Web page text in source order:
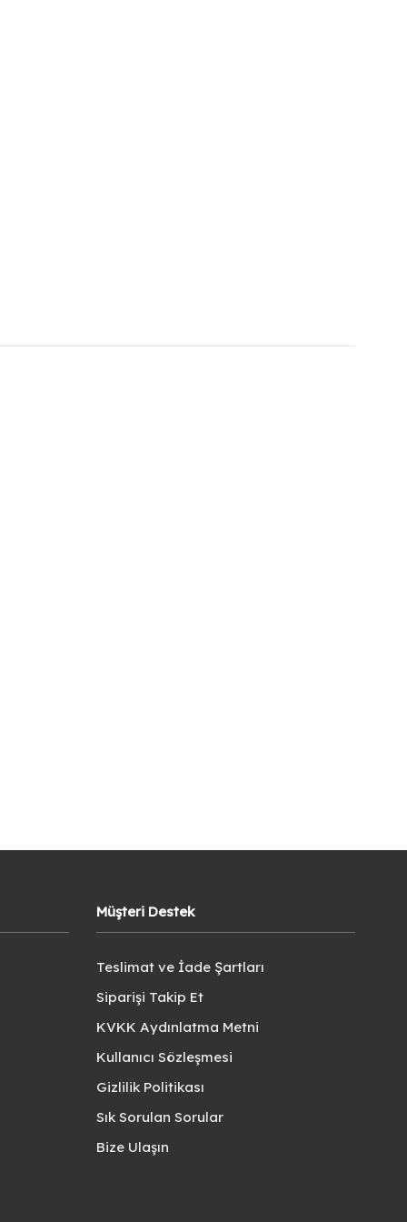
Müşteri Destek
Teslimat ve İade Şartları
Siparişi Takip Et
KVKK Aydınlatma Metni
Kullanıcı Sözleşmesi
Gizlilik Politikası
Sık Sorulan Sorular
Bize Ulaşın